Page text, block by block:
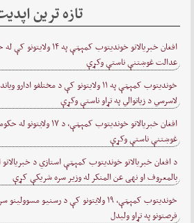
تازه ترین
افغان خبریالانو خوندیتوب
عدالت غوښتنې ناستې وکړې
خوندیتوب کمېټې په ۱۱ ولایتونو کې د مختلفو
لاسرسي د زیاتوالي په تړاو ناستې وکړې
افغان خبریالانو خوندیتوب
غوښتنې ناستې وکړې
د افغان خبریالانو خوندیتوب کمېټې استازي د
بالمعروف او نهی عن المنکر له وزیر سره شریکې کړې
خوندیتوب کمېټې، ۱۹ ولايتونو کې د رسنيو
فرصتونو په تړاو ولیدل